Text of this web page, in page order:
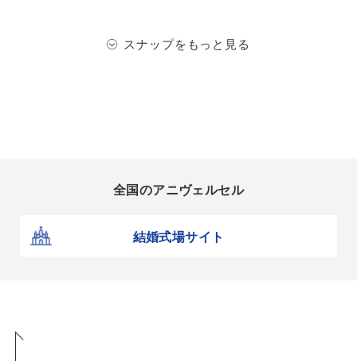
スナップをもっと見る
全国のアニヴェルセル
結婚式場サイト